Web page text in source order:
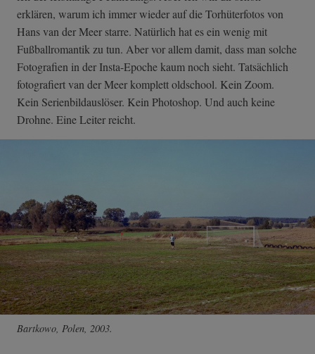
erklären, warum ich immer wieder auf die Torhüterfotos von
Hans van der Meer starre. Natürlich hat es ein wenig mit
Fußballromantik zu tun. Aber vor allem damit, dass man solche
Fotografien in der Insta-Epoche kaum noch sieht. Tatsächlich
fotografiert van der Meer komplett oldschool. Kein Zoom.
Kein Serienbildauslöser. Kein Photoshop. Und auch keine
Drohne. Eine Leiter reicht.
Bartkowo, Polen, 2003.